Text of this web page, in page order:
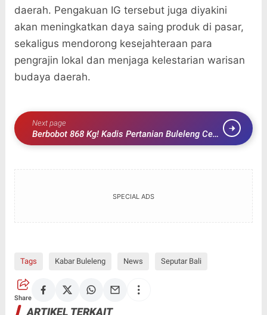
daerah. Pengakuan IG tersebut juga diyakini
akan meningkatkan daya saing produk di pasar,
sekaligus mendorong kesejahteraan para
pengrajin lokal dan menjaga kelestarian warisan
budaya daerah.
Next page
Berbobot 868 Kg! Kadis Pertanian Buleleng Cek
Langsung Sapi Kurban Presiden di Petandakan
SPECIAL ADS
Tags Kabar Buleleng News Seputar Bali
Share
ARTIKEL TERKAIT